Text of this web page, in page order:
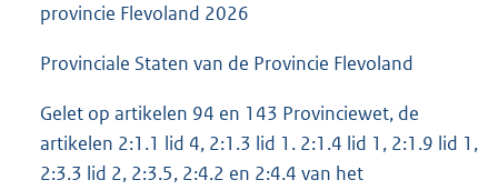
provincie Flevoland 2026
Provinciale Staten van de Provincie Flevoland
Gelet op artikelen 94 en 143 Provinciewet, de
artikelen 2:1.1 lid 4, 2:1.3 lid 1. 2:1.4 lid 1, 2:1.9 lid 1,
2:3.3 lid 2, 2:3.5, 2:4.2 en 2:4.4 van het